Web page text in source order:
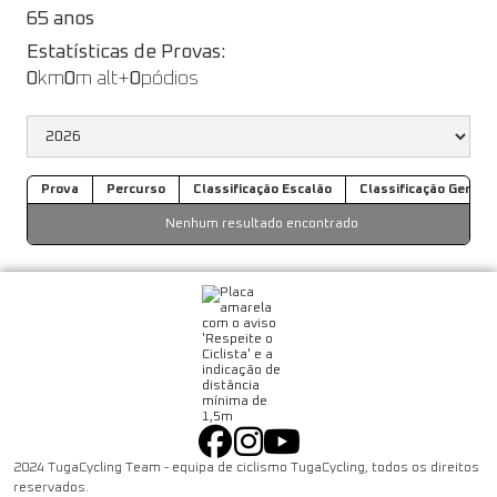
65 anos
Estatísticas de Provas:
0km0m alt+0pódios
Prova Percurso Classificação Escalão Classificação Geral
Nenhum resultado encontrado
2024 TugaCycling Team - equipa de ciclismo TugaCycling, todos os direitos
reservados.